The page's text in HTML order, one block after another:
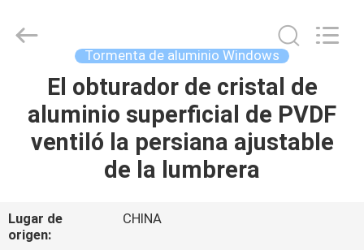
HOGAR
PRODUCTOS
NOSOTROS
FASEC
Buildings
Tormenta de aluminio Windows
El obturador de cristal de
aluminio superficial de PVDF
ventiló la persiana ajustable
de la lumbrera
Lugar de
origen:
CHINA